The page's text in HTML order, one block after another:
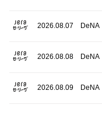
2026.08.07 DeNA
2026.08.08 DeNA
2026.08.09 DeNA